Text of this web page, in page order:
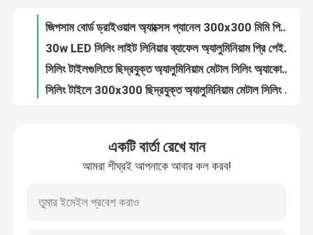
মান নিয়ন্ত্রণ
আমাদের সাথে যোগাযোগ করুন
সিলিং টাইলগুলিতে ছিদ্রযুক্ত অ্যালুমিনিয়াম মেটাল সিলিং অ্যাকোস্টিক হেক্সাগোনাল ক্লিপ
একটি বার্তা রেখে যান
আমরা শীঘ্রই আপনাকে আবার কল করব!